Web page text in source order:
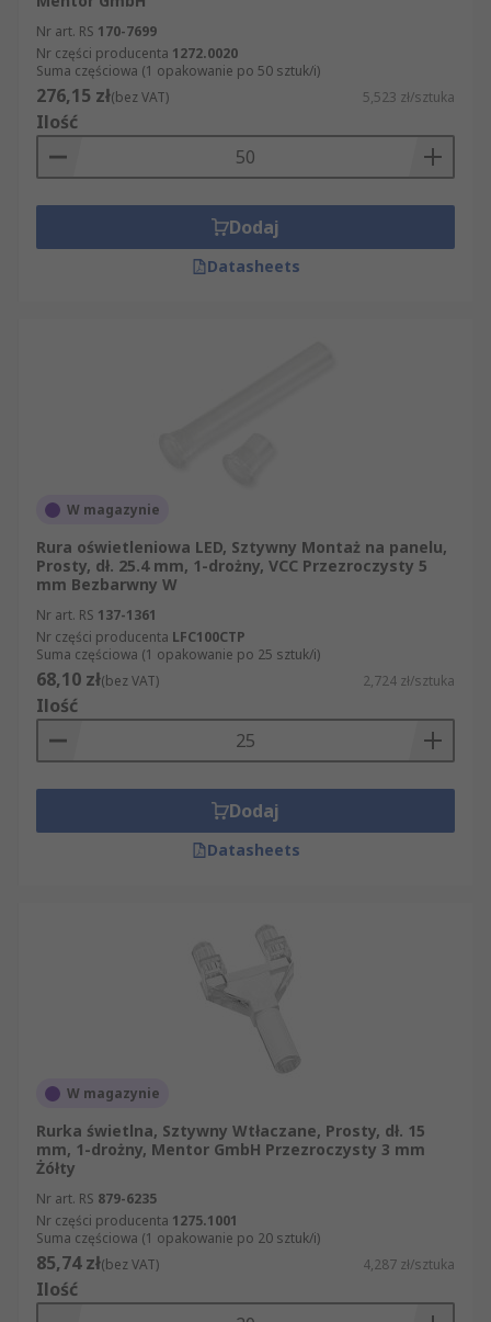
Nr art. RS 170-7699
Nr części producenta 1272.0020
Suma częściowa (1 opakowanie po 50 sztuk/i)
276,15 zł(bez VAT) 5,523 zł/sztuka
Ilość
Dodaj
Datasheets
W magazynie
Rura oświetleniowa LED, Sztywny Montaż na panelu,
Prosty, dł. 25.4 mm, 1-drożny, VCC Przezroczysty 5
mm Bezbarwny W
Nr art. RS 137-1361
Nr części producenta LFC100CTP
Suma częściowa (1 opakowanie po 25 sztuk/i)
68,10 zł(bez VAT) 2,724 zł/sztuka
Ilość
Dodaj
Datasheets
W magazynie
Rurka świetlna, Sztywny Wtłaczane, Prosty, dł. 15
mm, 1-drożny, Mentor GmbH Przezroczysty 3 mm
Żółty
Nr art. RS 879-6235
Nr części producenta 1275.1001
Suma częściowa (1 opakowanie po 20 sztuk/i)
85,74 zł(bez VAT) 4,287 zł/sztuka
Ilość